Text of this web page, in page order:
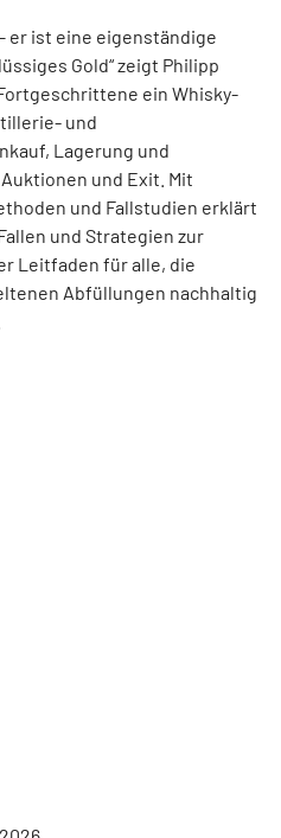
er ist eine eigenständige
Gold“ zeigt Philipp
ein Whisky-
und
Lagerung und
und Exit. Mit
und Fallstudien erklärt
und Strategien zur
Leitfaden für alle, die
Abfüllungen nachhaltig